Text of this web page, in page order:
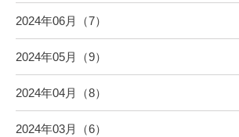
2024年06月（7）
2024年05月（9）
2024年04月（8）
2024年03月（6）